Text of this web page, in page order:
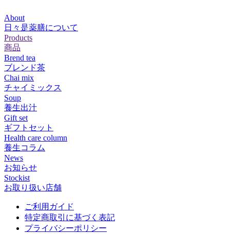
About
日々是薬膳について
Products
商品
Brend tea
ブレンド茶
Chai mix
チャイミックス
Soup
養生出汁
Gift set
ギフトセット
Health care column
養生コラム
News
お知らせ
Stockist
お取り扱い店舗
ご利用ガイド
特定商取引に基づく表記
プライバシーポリシー